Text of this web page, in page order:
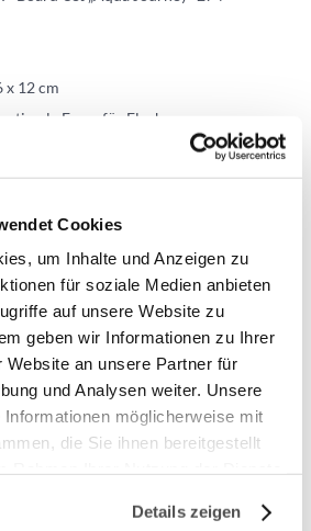
Cookies
um Inhalte und Anzeigen zu
für soziale Medien anbieten
auf unsere Website zu
geben wir Informationen zu Ihrer
Website an unsere Partner für
und Analysen weiter. Unsere
möglicherweise mit
die Sie ihnen bereitgestellt
Details zeigen
x 12 cm
Form für Flachwasser
bietet in Sachen Lagerung und
kg
sorgt für gute